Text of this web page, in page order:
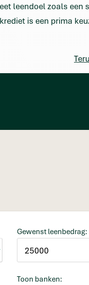
leendoel zoals een
is een prima
Gewenst leenbedrag:
Toon banken: